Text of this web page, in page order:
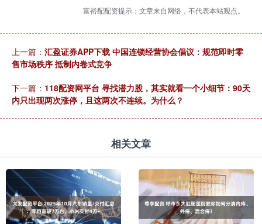
富裕配配资提示：文章来自网络，不代表本站观点。
上一篇： 汇盈证券APP下载 中国连锁经营协会倡议：规范即时零
售市场秩序 抵制内卷式竞争
下一篇： 118配资网平台 寻找潜力股，其实就看一个小细节：90天
内只出现两次涨停，且这两次不连续。为什么？
相关文章